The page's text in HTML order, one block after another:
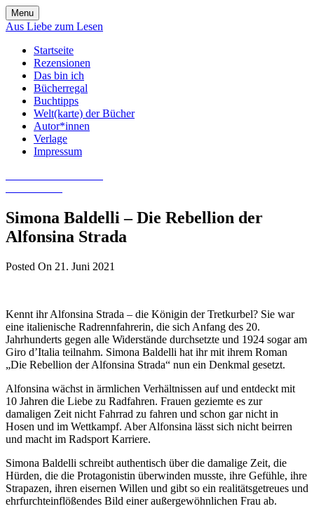
Skip
to
Menu
Aus Liebe zum Lesen
Startseite
Rezensionen
Das bin ich
Bücherregal
Buchtipps
Welt(karte) der Bücher
Autor*innen
Verlage
Impressum
Simona Baldelli – Die Rebellion der
Alfonsina Strada
Posted On 21. Juni 2021
Kennt ihr Alfonsina Strada – die Königin der Tretkurbel? Sie war
eine italienische Radrennfahrerin, die sich Anfang des 20.
Jahrhunderts gegen alle Widerstände durchsetzte und 1924 sogar am
Giro d’Italia teilnahm. Simona Baldelli hat ihr mit ihrem Roman
„Die Rebellion der Alfonsina Strada“ nun ein Denkmal gesetzt.
Alfonsina wächst in ärmlichen Verhältnissen auf und entdeckt mit
10 Jahren die Liebe zu Radfahren. Frauen geziemte es zur
damaligen Zeit nicht Fahrrad zu fahren und schon gar nicht in
Hosen und im Wettkampf. Aber Alfonsina lässt sich nicht beirren
und macht im Radsport Karriere.
Simona Baldelli schreibt authentisch über die damalige Zeit, die
Hürden, die die Protagonistin überwinden musste, ihre Gefühle, ihre
Strapazen, ihren eisernen Willen und gibt so ein realitätsgetreues und
ehrfurchteinflößendes Bild einer außergewöhnlichen Frau ab.